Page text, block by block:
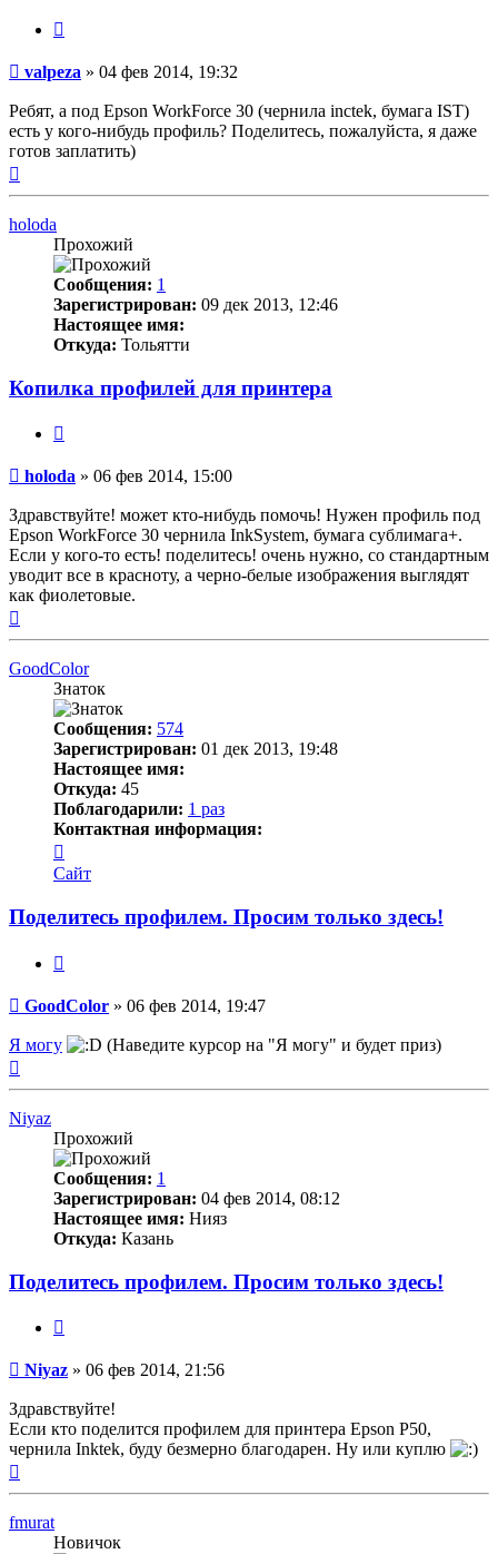
Непрочитанное
сообщение
valpeza » 04 фев 2014, 19:32
Ребят, а под Epson WorkForce 30 (чернила inctek, бумага IST)
есть у кого-нибудь профиль? Поделитесь, пожалуйста, я даже
готов заплатить)
holoda
Прохожий
Сообщения: 1
Зарегистрирован: 09 дек 2013, 12:46
Настоящее имя:
Откуда: Тольятти
Копилка профилей для принтера
Непрочитанное
holoda » 06 фев 2014, 15:00
Здравствуйте! может кто-нибудь помочь! Нужен профиль под
Epson WorkForce 30 чернила InkSystem, бумага сублимага+.
Если у кого-то есть! поделитесь! очень нужно, со стандартным
уводит все в красноту, а черно-белые изображения выглядят
как фиолетовые.
GoodColor
Знаток
Сообщения: 574
Зарегистрирован: 01 дек 2013, 19:48
Настоящее имя:
Откуда: 45
Поблагодарили: 1 раз
Контактная информация:
информация
пользователя
Сайт
Поделитесь профилем. Просим только здесь!
Непрочитанное
GoodColor » 06 фев 2014, 19:47
Я могу
(Наведите курсор на "Я могу" и будет приз)
Niyaz
Прохожий
Сообщения: 1
Зарегистрирован: 04 фев 2014, 08:12
Настоящее имя: Нияз
Откуда: Казань
Поделитесь профилем. Просим только здесь!
Непрочитанное
сообщение
Niyaz » 06 фев 2014, 21:56
Здравствуйте!
Если кто поделится профилем для принтера Epson P50,
чернила Inktek, буду безмерно благодарен. Ну или куплю
fmurat
Новичок